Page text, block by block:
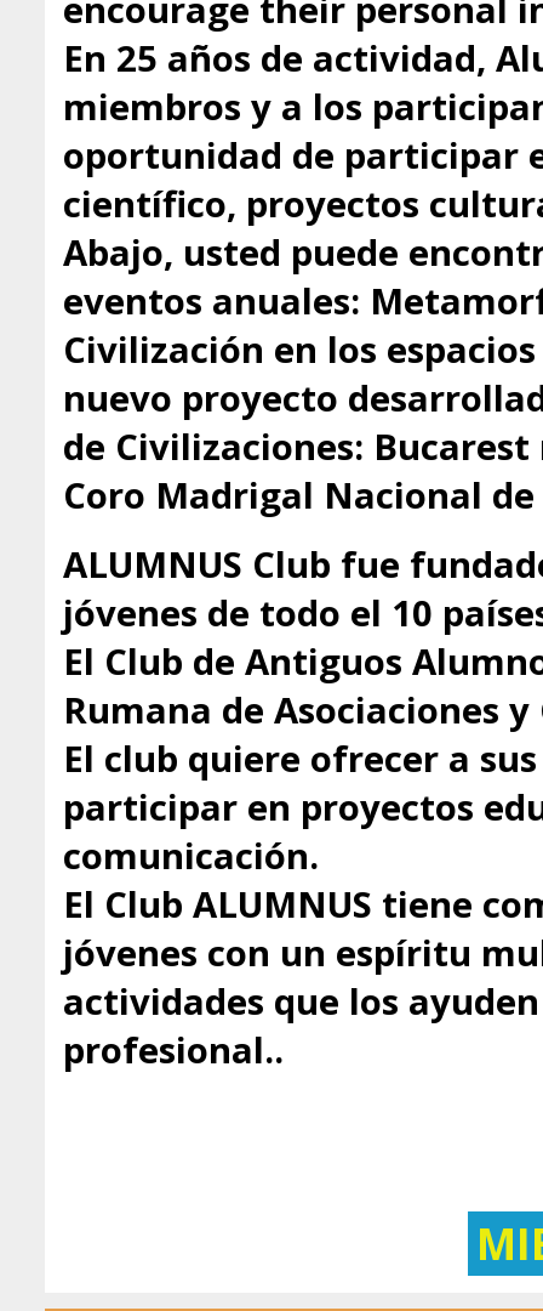
encourage their personal
En 25 años de actividad,
miembros y a los
oportunidad de participar
científico, proyectos
Abajo, usted puede
eventos anuales:
Civilización en los
nuevo proyecto
de Civilizaciones:
Coro Madrigal Nacional
ALUMNUS Club fue
jóvenes de todo el 10
El Club de Antiguos
Rumana de Asociaciones y
El club quiere ofrecer a
participar en proyectos
comunicación.
El Club ALUMNUS tiene
jóvenes con un espíritu
actividades que los
profesional..